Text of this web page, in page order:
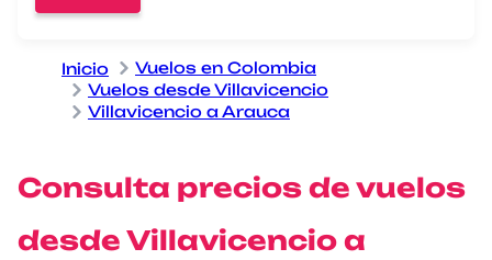
Inicio
Vuelos en Colombia
Vuelos desde Villavicencio
Villavicencio a Arauca
Consulta precios de vuelos
desde Villavicencio a